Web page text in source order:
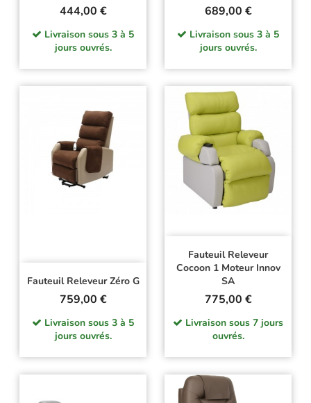
Prix
444,00 €
Livraison sous 3 à 5
jours ouvrés.
Prix
689,00 €
Livraison sous 3 à 5
jours ouvrés.
Fauteuil Releveur Zéro G
Prix
759,00 €
Livraison sous 3 à 5
jours ouvrés.
Fauteuil Releveur
Cocoon 1 Moteur Innov
SA
Prix
775,00 €
Livraison sous 7 jours
ouvrés.